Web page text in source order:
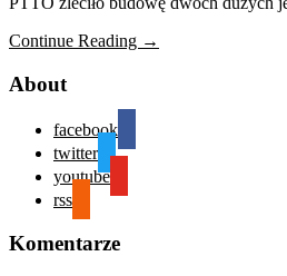
Continue Reading →
About
facebook
twitter
youtube
rss
Komentarze